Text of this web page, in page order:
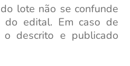
lote não se confunde
do edital. Em caso de
o descrito e publicado